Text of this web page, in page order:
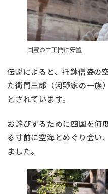
国宝の二王門に安置
伝説によると、托鉢僧姿の
た衛門三郎（河野家の一族
とされています。
お詫びするために四国を何
る寸前に空海とめぐり会い
ました。